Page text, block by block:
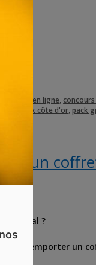
concours en ligne
pack côte d'or pack
un
original ?
de remporter un